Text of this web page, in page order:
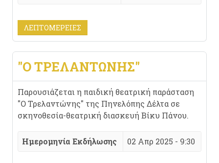
ΛΕΠΤΟΜΈΡΕΙΕΣ
"Ο ΤΡΕΛΑΝΤΏΝΗΣ"
Παρουσιάζεται η παιδική θεατρική παράσταση
"Ο Τρελαντώνης" της Πηνελόπης Δέλτα σε
σκηνοθεσία-θεατρική διασκευή Βίκυ Πάνου.
Ημερομηνία Εκδήλωσης 02 Απρ 2025 - 9:30